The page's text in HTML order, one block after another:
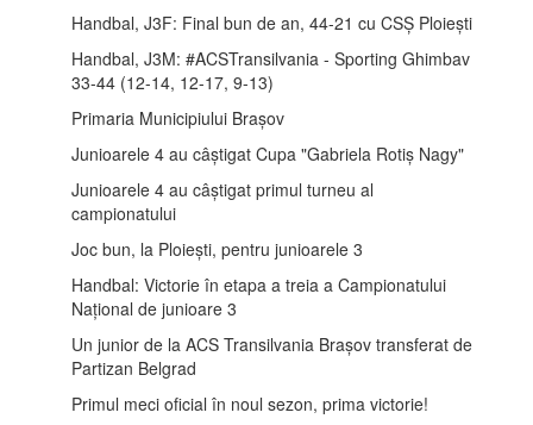
Handbal, J3F: Final bun de an, 44-21 cu CSȘ Ploiești
Handbal, J3M: #ACSTransilvania - Sporting Ghimbav
33-44 (12-14, 12-17, 9-13)
Primaria Municipiului Brașov
Junioarele 4 au câștigat Cupa "Gabriela Rotiș Nagy"
Junioarele 4 au câștigat primul turneu al
campionatului
Joc bun, la Ploiești, pentru junioarele 3
Handbal: Victorie în etapa a treia a Campionatului
Național de junioare 3
Un junior de la ACS Transilvania Brașov transferat de
Partizan Belgrad
Primul meci oficial în noul sezon, prima victorie!